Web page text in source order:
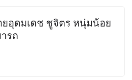
ยอุดมเดช ชูจิตร หนุ่มน้อย
รถ